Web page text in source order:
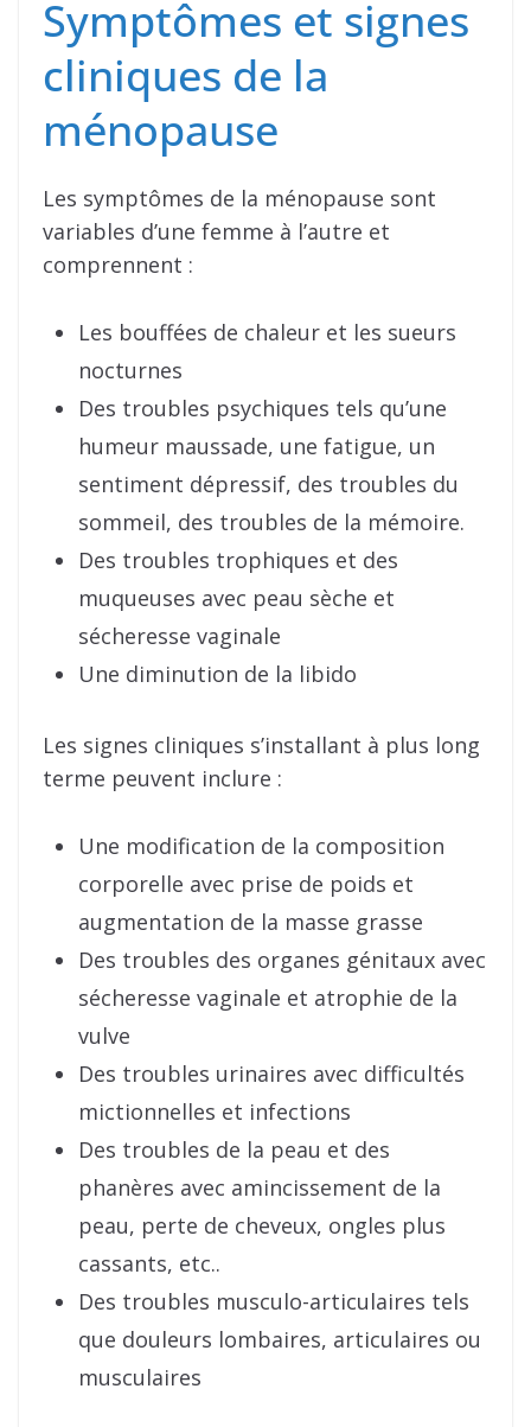
Symptômes et signes
cliniques de la
ménopause
Les symptômes de la ménopause sont
variables d’une femme à l’autre et
comprennent :
Les bouffées de chaleur et les sueurs
nocturnes
Des troubles psychiques tels qu’une
humeur maussade, une fatigue, un
sentiment dépressif, des troubles du
sommeil, des troubles de la mémoire.
Des troubles trophiques et des
muqueuses avec peau sèche et
sécheresse vaginale
Une diminution de la libido
Les signes cliniques s’installant à plus long
terme peuvent inclure :
Une modification de la composition
corporelle avec prise de poids et
augmentation de la masse grasse
Des troubles des organes génitaux avec
sécheresse vaginale et atrophie de la
vulve
Des troubles urinaires avec difficultés
mictionnelles et infections
Des troubles de la peau et des
phanères avec amincissement de la
peau, perte de cheveux, ongles plus
cassants, etc..
Des troubles musculo-articulaires tels
que douleurs lombaires, articulaires ou
musculaires